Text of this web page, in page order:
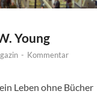
Young
- Kommentar
Leben ohne Bücher